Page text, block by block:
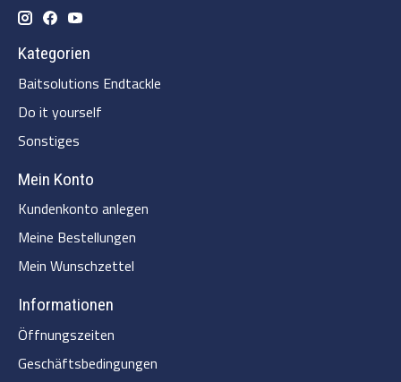
Kategorien
Baitsolutions Endtackle
Do it yourself
Sonstiges
Mein Konto
Kundenkonto anlegen
Meine Bestellungen
Mein Wunschzettel
Informationen
Öffnungszeiten
Geschäftsbedingungen